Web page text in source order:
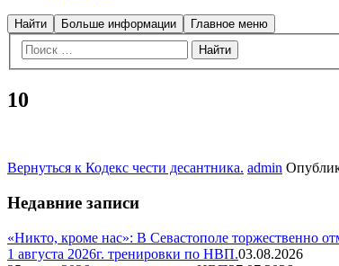
Найти Больше информации Главное меню
10
Вернуться к Кодекс чести десантника. admin
Недавние записи
«Никто, кроме нас»: В Севастополе торжественно
1 августа 2026г. тренировки по НВП.03.08.2026